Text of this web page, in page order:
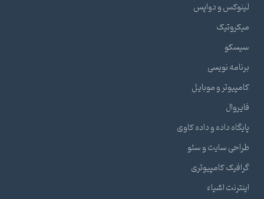
لینوکس و دواپس
میکروتیک
سیسکو
برنامه نویسی
کامپیوتر و موبایل
فایروال
پایگاه داده و داده کاوی
طراحی سایت و سئو
گرافیک کامپیوتری
اینترنت اشیاء